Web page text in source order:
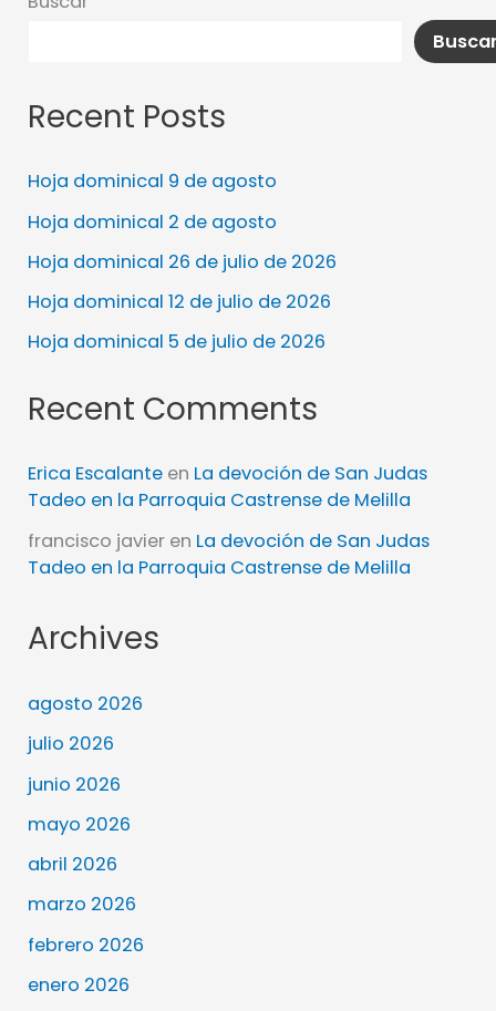
Recent Posts
Hoja dominical 9 de agosto
Hoja dominical 2 de agosto
Hoja dominical 26 de julio de 2026
Hoja dominical 12 de julio de 2026
Hoja dominical 5 de julio de 2026
Recent Comments
Erica Escalante en La devoción de San Judas
Tadeo en la Parroquia Castrense de Melilla
francisco javier en La devoción de San Judas
Tadeo en la Parroquia Castrense de Melilla
Archives
agosto 2026
julio 2026
junio 2026
mayo 2026
abril 2026
marzo 2026
febrero 2026
enero 2026